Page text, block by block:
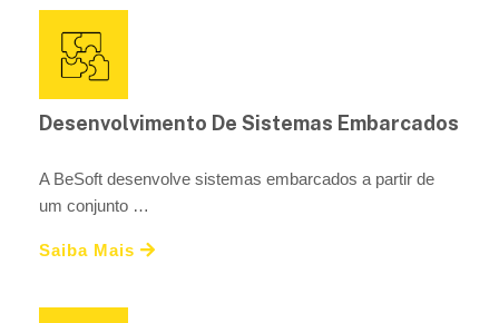
Desenvolvimento De Sistemas Embarcados
A BeSoft desenvolve sistemas embarcados a partir de
um conjunto …
Saiba Mais